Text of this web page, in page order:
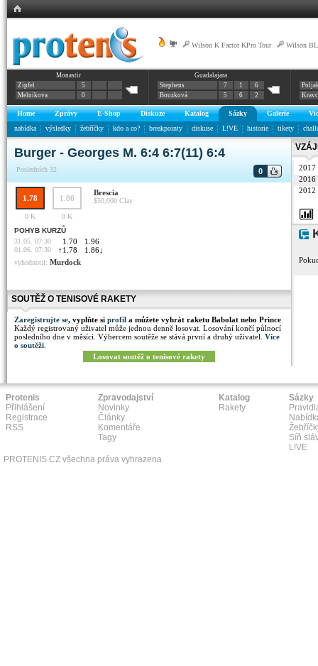
Wilson K Factor KPro Tour| Wilson
Monastir
Zipfel
5
Melnikova
0
Guadalajara
Stephens
7 1
6
Bouzková
5 6 2
Home Zprávy E-Shop Diskuze Katalog Sázky Galerie
nabídka
výsledky žebříčky kdo a co? breakpointy diskuse L!VE historie tikety
Burger - Georges M. 6:4 6:7(11) 6:4
Posledních 32 0
1.78 1.86
Brescia
$50,000 Clay
0 K
0 K
POHYB KURZŮ
31.05. 07:30
1.70 1.96
01.06. 07:30 ↑ 1.78 1.86↓
vyhodnotil: Murdock
SOUTĚŽ O TENISOVÉ RAKETY
Zaregistrujte se, vyplňte si profil a můžete vyhrát raketu Babolat nebo Prince
Každý registrovaný uživatel může jednou denně losovat. Losování končí půlnocí
posledního dne v měsíci. Výhercem soutěže se stává první a druhý uživatel. Více
o soutěži
Losovat soutěž o tenisové rakety
2017
2016
2012
Protenis
Přihlášení
Registrace
RSS
Zpravodajství
Novinky
Články
Komentáře
Tagy
Katalog
Rakety
Sázky
Síň
L!VE
PROTENIS.CZ všechna práva vyhrazena